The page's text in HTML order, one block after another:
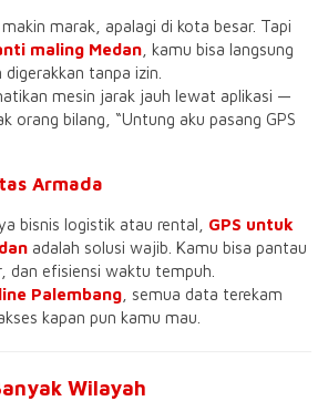
marak, apalagi di kota besar. Tapi
maling Medan , kamu bisa langsung
tanpa izin.
mesin jarak jauh lewat aplikasi —
orang bilang, “Untung aku pasang GPS
Armada
bisnis logistik atau rental, GPS untuk
adalah solusi wajib. Kamu bisa pantau
dan efisiensi waktu tempuh.
Palembang , semua data terekam
kapan pun kamu mau.
Wilayah